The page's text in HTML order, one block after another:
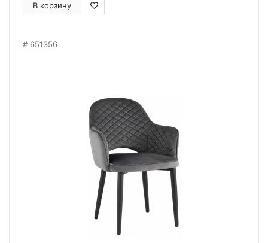
В корзину
651356